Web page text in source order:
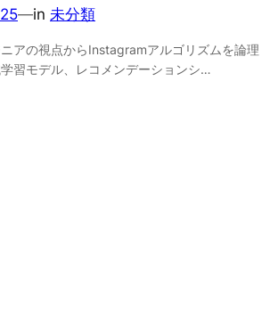
—in 未分類
アの視点からInstagramアルゴリズムを論理
習モデル、レコメンデーションシ…